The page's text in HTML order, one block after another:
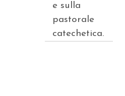
e sulla
pastorale
catechetica.